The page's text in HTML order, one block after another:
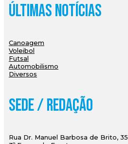
Últimas Notícias
Canoagem
Voleibol
Futsal
Automobilismo
Diversos
Sede / Redação
Rua Dr. Manuel Barbosa de Brito, 35